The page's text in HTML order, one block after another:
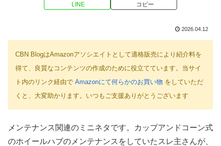
LINE コピー
2026.04.12
CBN BlogはAmazonアソシエイトとして適格販売により紹介料を
得て、良質なコンテンツの作成のために役立てています。当サイ
ト内のリンク経由で Amazonにて何らかのお買い物 をしていただ
くと、大変助かります。いつもご支援ありがとうございます
メンテナンス関連のミニネタです。カップアンドコーン式
のホイールハブのメンテナンスをしていたスレ主さんが、